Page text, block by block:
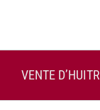
VENTE